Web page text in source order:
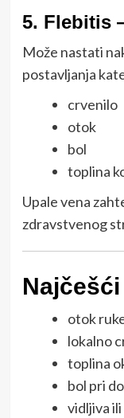
5. Flebitis
Može nastati
postavljanja
crvenilo
otok
bol
toplina
Upale vena
zdravstvenog
otok
lokalno
toplina
bol pri
vidljiva